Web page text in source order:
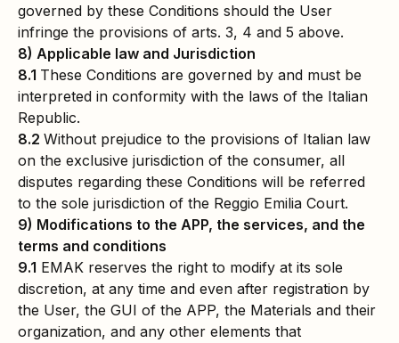
governed by these Conditions should the User
infringe the provisions of arts. 3, 4 and 5 above.
8) Applicable law and Jurisdiction
8.1 These Conditions are governed by and must be
interpreted in conformity with the laws of the Italian
Republic.
8.2 Without prejudice to the provisions of Italian law
on the exclusive jurisdiction of the consumer, all
disputes regarding these Conditions will be referred
to the sole jurisdiction of the Reggio Emilia Court.
9) Modifications to the APP, the services, and the
terms and conditions
9.1 EMAK reserves the right to modify at its sole
discretion, at any time and even after registration by
the User, the GUI of the APP, the Materials and their
organization, and any other elements that